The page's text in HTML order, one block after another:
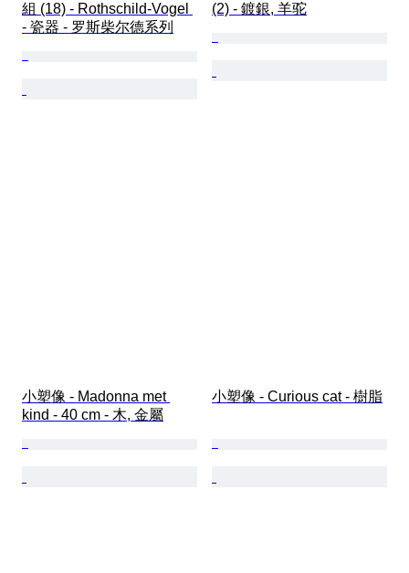
組 (18) - Rothschild-Vogel
- 瓷器 - 罗斯柴尔德系列
(2) - 鍍銀, 羊驼
小塑像 - Madonna met
kind - 40 cm - 木, 金屬
小塑像 - Curious cat - 樹脂